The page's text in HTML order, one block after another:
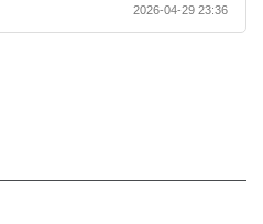
2026-04-29 23:36